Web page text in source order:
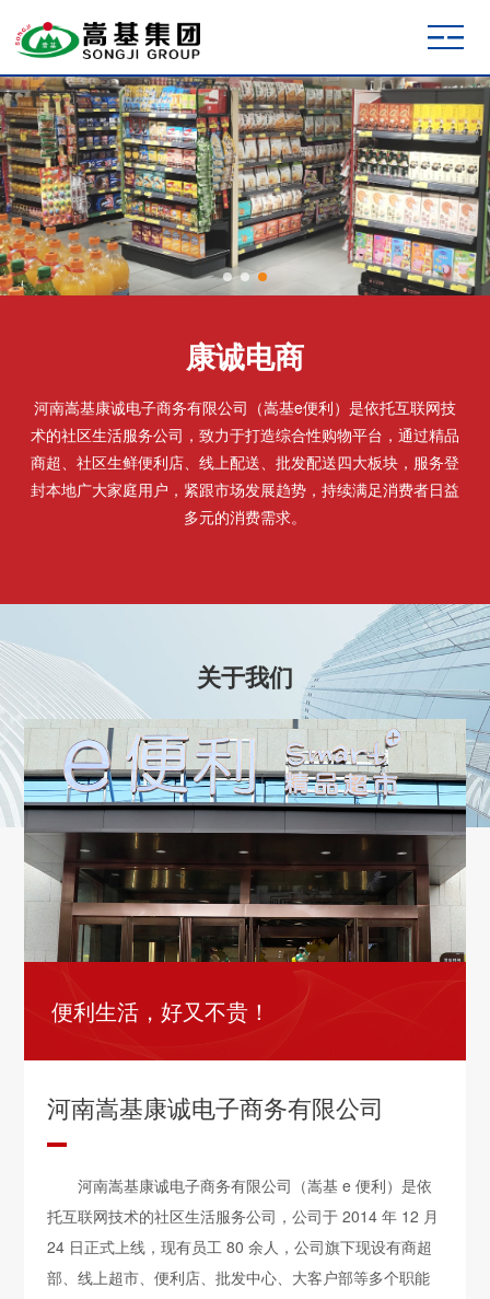
康诚电商
河南嵩基康诚电子商务有限公司（嵩基e便利）是依托互联网技
术的社区生活服务公司，致力于打造综合性购物平台，通过精品
商超、社区生鲜便利店、线上配送、批发配送四大板块，服务登
封本地广大家庭用户，紧跟市场发展趋势，持续满足消费者日益
多元的消费需求。
关于我们
便利生活，好又不贵！
河南嵩基康诚电子商务有限公司
河南嵩基康诚电子商务有限公司（嵩基 e 便利）是依
托互联网技术的社区生活服务公司，公司于 2014 年 12 月
24 日正式上线，现有员工 80 余人，公司旗下现设有商超
部、线上超市、便利店、批发中心、大客户部等多个职能